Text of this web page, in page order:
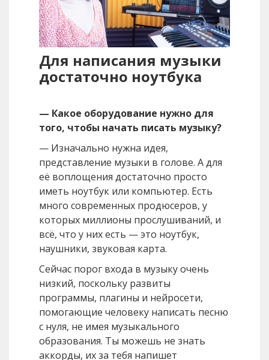
Для написания музыки
достаточно ноутбука
— Какое оборудование нужно для
того, чтобы начать писать музыку?
— Изначально нужна идея,
представление музыки в голове. А для
её воплощения достаточно просто
иметь ноутбук или компьютер. Есть
много современных продюсеров, у
которых миллионы прослушиваний, и
всё, что у них есть — это ноутбук,
наушники, звуковая карта.
Сейчас порог входа в музыку очень
низкий, поскольку развиты
программы, плагины и нейросети,
помогающие человеку написать песню
с нуля, не имея музыкального
образования. Ты можешь не знать
аккорды, их за тебя напишет